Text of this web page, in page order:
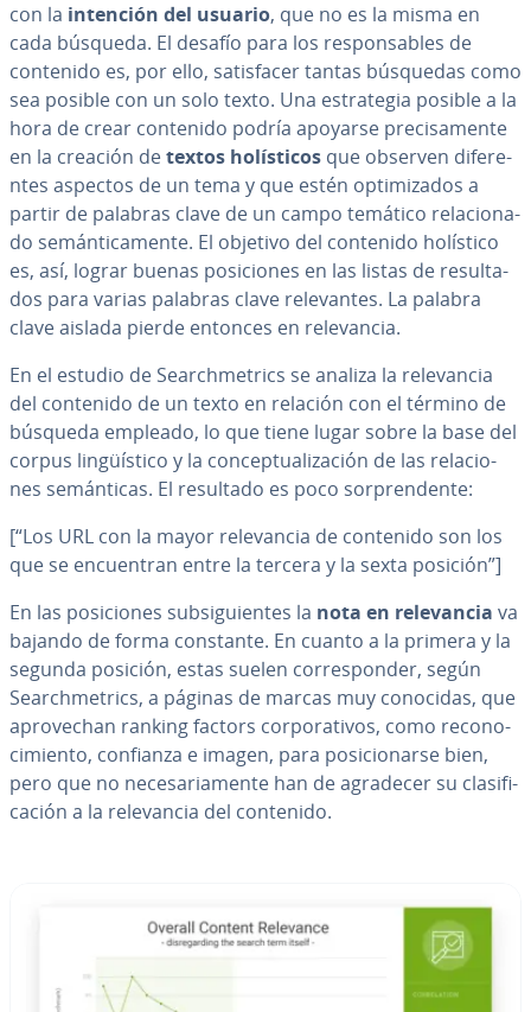
con la intención del usuario, que no es la misma en
cada búsqueda. El desafío para los re­s­po­n­sa­bles de
contenido es, por ello, sa­ti­s­fa­cer tantas búsquedas como
sea posible con un solo texto. Una es­tra­te­gia posible a la
hora de crear contenido podría apoyarse pre­ci­sa­me­n­te
en la creación detextos ho­lí­s­ti­cos que observen di­fe­re­
n­tes aspectos de un tema y que estén op­ti­mi­za­dos a
partir de palabras clave de un campo temático re­la­cio­na­
do se­má­n­ti­ca­me­n­te. El objetivo del contenido holístico
es, así, lograr buenas po­si­cio­nes en las listas de re­su­l­ta­
dos para varias palabras clave re­le­va­n­tes. La palabra
clave aislada pierde entonces en re­le­va­n­cia.
En el estudio de Sea­r­ch­me­tri­cs se analiza la re­le­va­n­cia
del contenido de un texto en relación con el término de
búsqueda empleado, lo que tiene lugar sobre la base del
corpus li­n­güí­s­ti­co y la co­n­ce­p­tua­li­za­ción de las re­la­cio­
nes se­má­n­ti­cas. El resultado es poco so­r­pre­n­de­n­te:
[“Los URL con la mayor re­le­va­n­cia de contenido son los
que se en­cue­n­tran entre la tercera y la sexta posición”]
En las po­si­cio­nes su­b­si­guie­n­tes la nota en re­le­va­n­cia va
bajando de forma constante. En cuanto a la primera y la
segunda posición, estas suelen co­rre­s­po­n­der, según
Sea­r­ch­me­tri­cs, a páginas de marcas muy conocidas, que
apro­ve­chan ranking factors co­r­po­ra­ti­vos, como re­co­no­
ci­mie­n­to, confianza e imagen, para po­si­cio­nar­se bien,
pero que no ne­ce­sa­ria­me­n­te han de agradecer su cla­si­fi­
ca­ción a la re­le­va­n­cia del contenido.